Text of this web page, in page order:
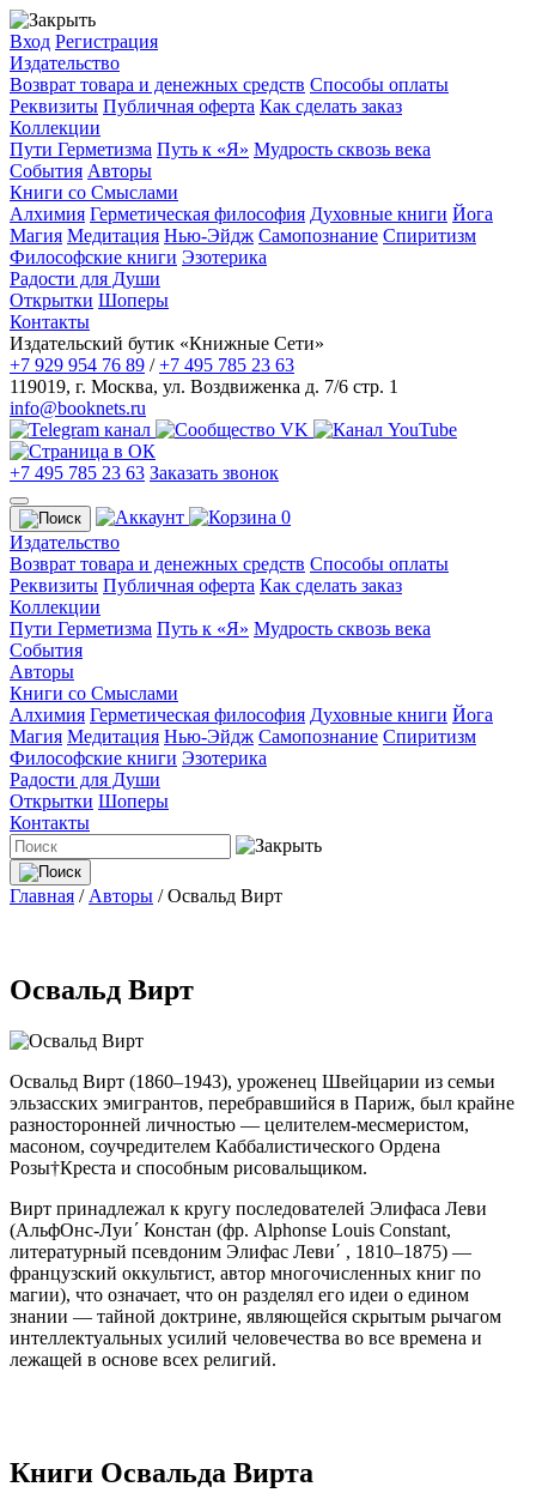
Вход Регистрация
Издательство
Возврат товара и денежных средств Способы оплаты
Реквизиты Публичная оферта Как сделать заказ
Коллекции
Пути Герметизма Путь к «Я» Мудрость сквозь века
События Авторы
Книги со Смыслами
Алхимия Герметическая философия Духовные книги Йога
Магия Медитация Нью-Эйдж Самопознание Спиритизм
Философские книги Эзотерика
Радости для Души
Открытки Шоперы
Контакты
Издательский бутик «Книжные Сети»
+7 929 954 76 89 /+7 495 785 23 63
119019, г. Москва, ул. Воздвиженка д. 7/6 стр. 1
info@booknets.ru
+7 495 785 23 63 Заказать звонок
0
Издательство
Возврат товара и денежных средств Способы оплаты
Реквизиты Публичная оферта Как сделать заказ
Коллекции
Пути Герметизма Путь к «Я» Мудрость сквозь века
События
Авторы
Книги со Смыслами
Алхимия Герметическая философия Духовные книги Йога
Магия Медитация Нью-Эйдж Самопознание Спиритизм
Философские книги Эзотерика
Радости для Души
Открытки Шоперы
Контакты
Главная / Авторы /Освальд Вирт
Освальд Вирт
Освальд Вирт (1860–1943), уроженец Швейцарии из семьи
эльзасских эмигрантов, перебравшийся в Париж, был крайне
разносторонней личностью — целителем-месмеристом,
масоном, соучредителем Каббалистического Ордена
Розы†Креста и способным рисовальщиком.
Вирт принадлежал к кругу последователей Элифаса Леви
(АльфOнс-Луи´ Констaн (фр. Alphonse Louis Constant,
литературный псевдоним Элифaс Леви´ , 1810–1875) —
французский оккультист, автор многочисленных книг по
магии), что означает, что он разделял его идеи о едином
знании — тайной доктрине, являющейся скрытым рычагом
интеллектуальных усилий человечества во все времена и
лежащей в основе всех религий.
Книги Освальда Вирта